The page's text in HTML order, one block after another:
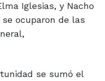
Iglesias, y Nacho
se ocuparon de las
se sumó el